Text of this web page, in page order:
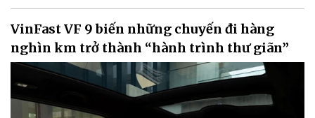
VinFast VF 9 biến những chuyến đi hàng
nghìn km trở thành “hành trình thư giãn”